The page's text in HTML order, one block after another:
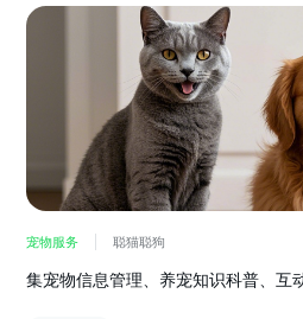
宠物服务 聪猫聪狗
集宠物信息管理、养宠知识科普、互